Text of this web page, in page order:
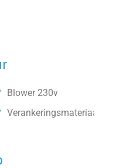
Blower 230v
Verankeringsmateriaal